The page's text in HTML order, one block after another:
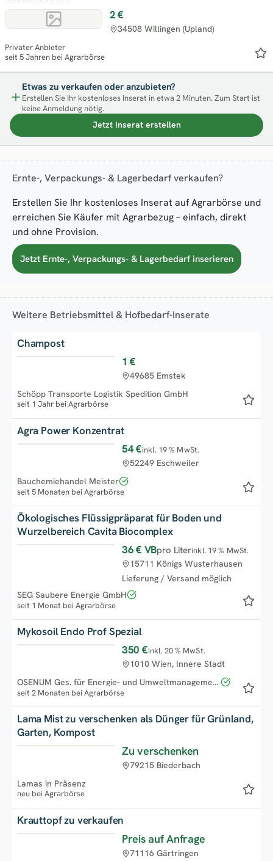
2 €
34508 Willingen (Upland)
Privater Anbieter
seit 5 Jahren bei Agrarbörse
Etwas zu verkaufen oder anzubieten?
Erstellen Sie Ihr kostenloses Inserat in etwa 2 Minuten. Zum Start ist
keine Anmeldung nötig.
Jetzt Inserat erstellen
Ernte-, Verpackungs- & Lagerbedarf verkaufen?
Erstellen Sie Ihr kostenloses Inserat auf Agrarbörse und
erreichen Sie Käufer mit Agrarbezug – einfach, direkt
und ohne Provision.
Jetzt Ernte-, Verpackungs- & Lagerbedarf inserieren
Weitere Betriebsmittel & Hofbedarf-Inserate
Champost
1 €
49685 Emstek
Schöpp Transporte Logistik Spedition GmbH
seit 1 Jahr bei Agrarbörse
Agra Power Konzentrat
54 €inkl. 19 % MwSt.
52249 Eschweiler
Bauchemiehandel Meister
seit 5 Monaten bei Agrarbörse
Ökologisches Flüssigpräparat für Boden und
Wurzelbereich Cavita Biocomplex
36 € VBpro Literinkl. 19 % MwSt.
Lieferung / Versand möglich
15711 Königs Wusterhausen
SEG Saubere Energie GmbH
seit 1 Monat bei Agrarbörse
Mykosoil Endo Prof Spezial
350 €inkl. 20 % MwSt.
1010 Wien, Innere Stadt
OSENUM Ges. für Energie- und Umweltmanagement e.U.
seit 2 Monaten bei Agrarbörse
Lama Mist zu verschenken als Dünger für Grünland,
Garten, Kompost
Zu verschenken
79215 Biederbach
Lamas in Präsenz
neu bei Agrarbörse
Krauttopf zu verkaufen
Preis auf Anfrage
71116 Gärtringen